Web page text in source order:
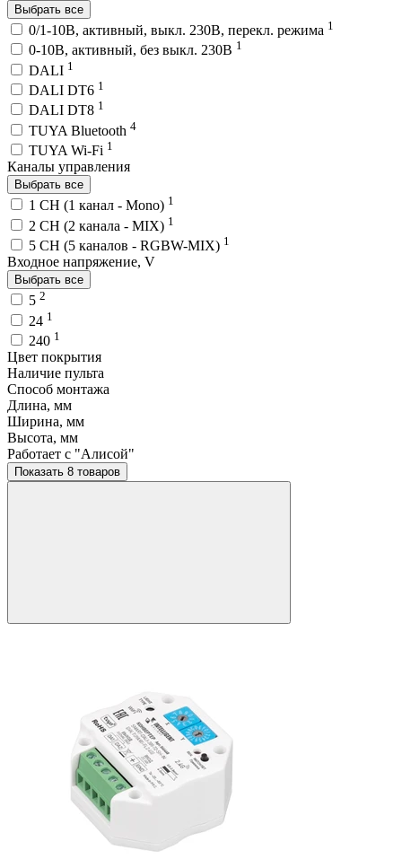
Выбрать все
0/1-10В, активный, выкл. 230В, перекл. режима 1
0-10В, активный, без выкл. 230В 1
DALI 1
DALI DT6 1
DALI DT8 1
TUYA Bluetooth 4
TUYA Wi-Fi 1
Каналы управления
Выбрать все
1 CH (1 канал - Mono) 1
2 CH (2 канала - MIX) 1
5 CH (5 каналов - RGBW-MIX) 1
Входное напряжение, V
Выбрать все
5 2
24 1
240 1
Цвет покрытия
Наличие пульта
Способ монтажа
Длина, мм
Ширина, мм
Высота, мм
Работает с "Алисой"
Показать 8 товаров